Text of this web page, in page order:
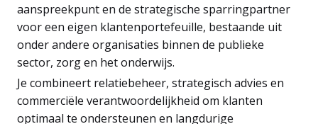
aanspreekpunt en de strategische sparringpartner
voor een eigen klantenportefeuille, bestaande uit
onder andere organisaties binnen de publieke
sector, zorg en het onderwijs.
Je combineert relatiebeheer, strategisch advies en
commerciële verantwoordelijkheid om klanten
optimaal te ondersteunen en langdurige